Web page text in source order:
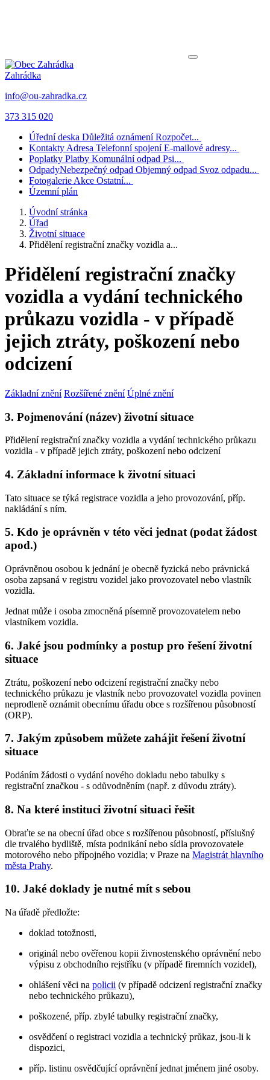
Zahrádka
info@ou-zahradka.cz
373 315 020
Úřední deska Důležitá oznámení Rozpočet...
Kontakty Adresa Telefonní spojení E-mailové adresy...
Poplatky Platby Komunální odpad Psi...
OdpadyNebezpečný odpad Objemný odpad Svoz odpadu...
Fotogalerie Akce Ostatní...
Územní plán
Úvodní stránka
Úřad
Životní situace
Přidělení registrační značky vozidla a...
Přidělení registrační značky
vozidla a vydání technického
průkazu vozidla - v případě
jejich ztráty, poškození nebo
odcizení
Základní znění Rozšířené znění Úplné znění
3. Pojmenování (název) životní situace
Přidělení registrační značky vozidla a vydání technického průkazu
vozidla - v případě jejich ztráty, poškození nebo odcizení
4. Základní informace k životní situaci
Tato situace se týká registrace vozidla a jeho provozování, příp.
nakládání s ním.
5. Kdo je oprávněn v této věci jednat (podat žádost
apod.)
Oprávněnou osobou k jednání je obecně fyzická nebo právnická
osoba zapsaná v registru vozidel jako provozovatel nebo vlastník
vozidla.
Jednat může i osoba zmocněná písemně provozovatelem nebo
vlastníkem vozidla.
6. Jaké jsou podmínky a postup pro řešení životní
situace
Ztrátu, poškození nebo odcizení registrační značky nebo
technického průkazu je vlastník nebo provozovatel vozidla povinen
neprodleně oznámit obecnímu úřadu obce s rozšířenou působností
(ORP).
7. Jakým způsobem můžete zahájit řešení životní
situace
Podáním žádosti o vydání nového dokladu nebo tabulky s
registrační značkou - s odůvodněním (např. z důvodu ztráty).
8. Na které instituci životní situaci řešit
Obraťte se na obecní úřad obce s rozšířenou působností, příslušný
dle trvalého bydliště, místa podnikání nebo sídla provozovatele
motorového nebo přípojného vozidla; v Praze na Magistrát hlavního
města Prahy.
10. Jaké doklady je nutné mít s sebou
Na úřadě předložte:
doklad totožnosti,
originál nebo ověřenou kopii živnostenského oprávnění nebo
výpisu z obchodního rejstříku (v případě firemních vozidel),
ohlášení věci na policii (v případě odcizení registrační značky
nebo technického průkazu),
poškozené, příp. zbylé tabulky registrační značky,
osvědčení o registraci vozidla a technický průkaz, jsou-li k
dispozici,
příp. listinu osvědčující oprávnění jednat jménem jiné osoby.